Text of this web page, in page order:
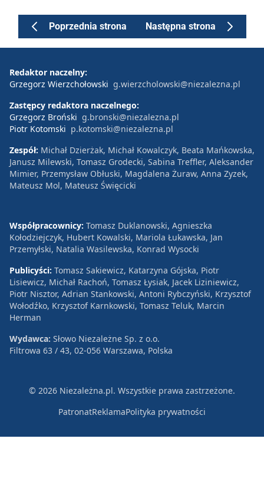
Poprzednia strona Następna strona
Redaktor naczelny:
Grzegorz Wierzchołowski g.wierzcholowski@niezalezna.pl
Zastępcy redaktora naczelnego:
Grzegorz Broński g.bronski@niezalezna.pl
Piotr Kotomski p.kotomski@niezalezna.pl
Zespół: Michał Dzierżak, Michał Kowalczyk, Beata Mańkowska,
Janusz Milewski, Tomasz Grodecki, Sabina Treffler, Aleksander
Mimier, Przemysław Obłuski, Magdalena Żuraw, Anna Zyzek,
Mateusz Mol, Mateusz Święcicki
Współpracownicy: Tomasz Duklanowski, Agnieszka
Kołodziejczyk, Hubert Kowalski, Mariola Łukawska, Jan
Przemyłski, Natalia Wasilewska, Konrad Wysocki
Publicyści: Tomasz Sakiewicz, Katarzyna Gójska, Piotr
Lisiewicz, Michał Rachoń, Tomasz Łysiak, Jacek Liziniewicz,
Piotr Nisztor, Adrian Stankowski, Antoni Rybczyński, Krzysztof
Wołodźko, Krzysztof Karnkowski, Tomasz Teluk, Marcin
Herman
Wydawca: Słowo Niezależne Sp. z o.o.
Filtrowa 63 / 43, 02-056 Warszawa, Polska
© 2026 Niezależna.pl. Wszystkie prawa zastrzeżone.
PatronatReklamaPolityka prywatności